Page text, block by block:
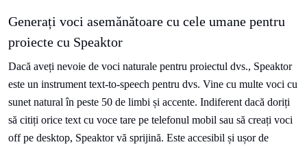
Generați voci asemănătoare cu cele umane pentru
proiecte cu Speaktor
Dacă aveți nevoie de voci naturale pentru proiectul dvs., Speaktor
este un instrument text-to-speech pentru dvs. Vine cu multe voci cu
sunet natural în peste 50 de limbi și accente. Indiferent dacă doriți
să citiți orice text cu voce tare pe telefonul mobil sau să creați voci
off pe desktop, Speaktor vă sprijină. Este accesibil și ușor de